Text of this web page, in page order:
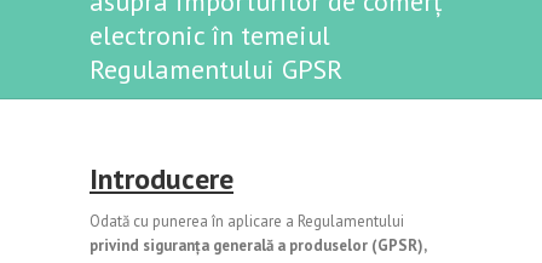
electronic în temeiul
Regulamentului GPSR
Introducere
Odată cu punerea în aplicare a Regulamentului
privind siguranța generală a produselor (GPSR),